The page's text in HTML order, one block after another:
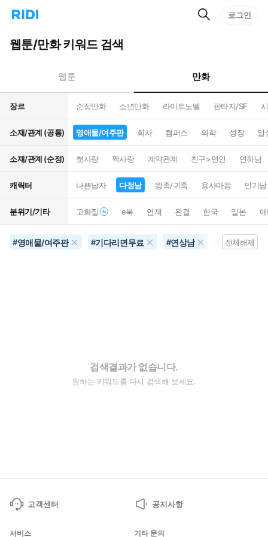
리
홈
으
턴
트
검
로그인
웹툰/만화 키워드 검색
웹툰 만화
장르 순정만화 소년만화 라이트노벨 판타지/SF
소재/관계 (공통) 영애물/여주판 회사 캠퍼스 의학 성장 일
소재/관계 (순정) 첫사랑 짝사랑 계약관계 친구>연인 연하남
캐릭터 나쁜남자 다정남 왕족/귀족 용사마왕 인기남
분위기/기타 고화질 e북 연재 완결 한국 일본
#영애물/여주판 #기다리면무료 #연상남 공포물
전체해제
검색결과가 없습니다.
원하는 키워드를 다시 검색해 보세요.
고객센터 공지사항
서비스 기타 문의